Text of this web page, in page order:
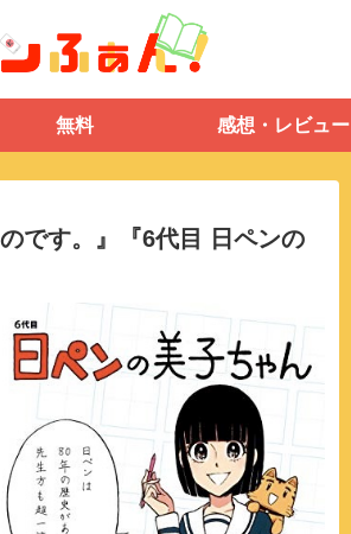
無料 感想・レビュー
です。』『6代目 日ペンの